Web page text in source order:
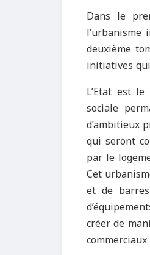
Dans le
deuxième
initiatives
L’Etat est
sociale
d’ambitieux
qui seront
par le
Cet
et de
créer de